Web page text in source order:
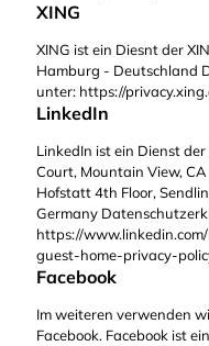
XING
XING ist ein Diesnt der
Hamburg - Deutschland
unter: https://
LinkedIn
LinkedIn ist ein Dienst
Court, Mountain View,
Hofstatt 4th Floor,
Germany
https://
guest-home-privacy-
Facebook
Im weiteren verwenden
Facebook. Facebook ist